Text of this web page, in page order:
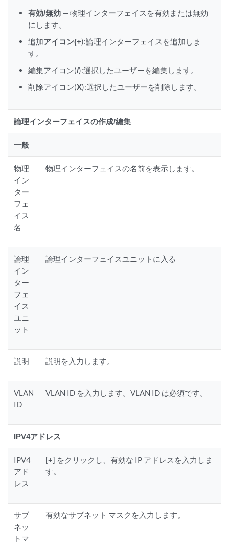
有効/無効 — 物理インターフェイスを有効または無効
にします。
追加アイコン(+):論理インターフェイスを追加しま
す。
編集アイコン(/):選択したユーザーを編集します。
削除アイコン(X):選択したユーザーを削除します。
論理インターフェイスの作成/編集
一般
物理
イン
ター
フェ
イス
名
物理インターフェイスの名前を表示します。
論理
イン
ター
フェ
イス
ユニ
ット
論理インターフェイスユニットに入る
説明 説明を入力します。
VLAN
ID
VLAN ID を入力します。VLAN ID は必須です。
IPV4アドレス
IPV4
アド
レス
[+] をクリックし、有効な IP アドレスを入力しま
す。
サブ
ネッ
トマ
有効なサブネット マスクを入力します。